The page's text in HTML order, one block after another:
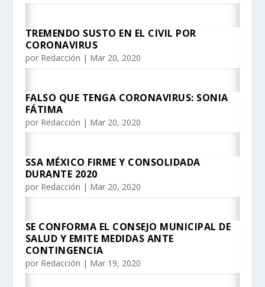
TREMENDO SUSTO EN EL CIVIL POR
CORONAVIRUS
por Redacción | Mar 20, 2020
FALSO QUE TENGA CORONAVIRUS: SONIA
FÁTIMA
por Redacción | Mar 20, 2020
SSA MÉXICO FIRME Y CONSOLIDADA
DURANTE 2020
por Redacción | Mar 20, 2020
SE CONFORMA EL CONSEJO MUNICIPAL DE
SALUD Y EMITE MEDIDAS ANTE
CONTINGENCIA
por Redacción | Mar 19, 2020